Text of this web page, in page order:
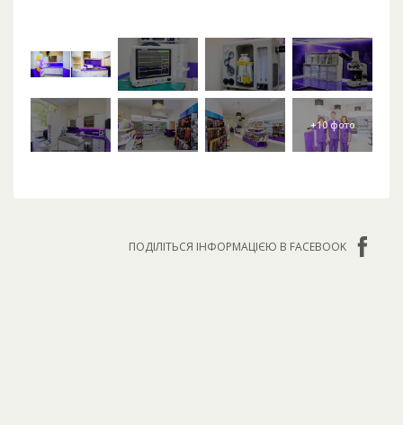
ПОДІЛІТЬСЯ ІНФОРМАЦІЄЮ В FACEBOOK